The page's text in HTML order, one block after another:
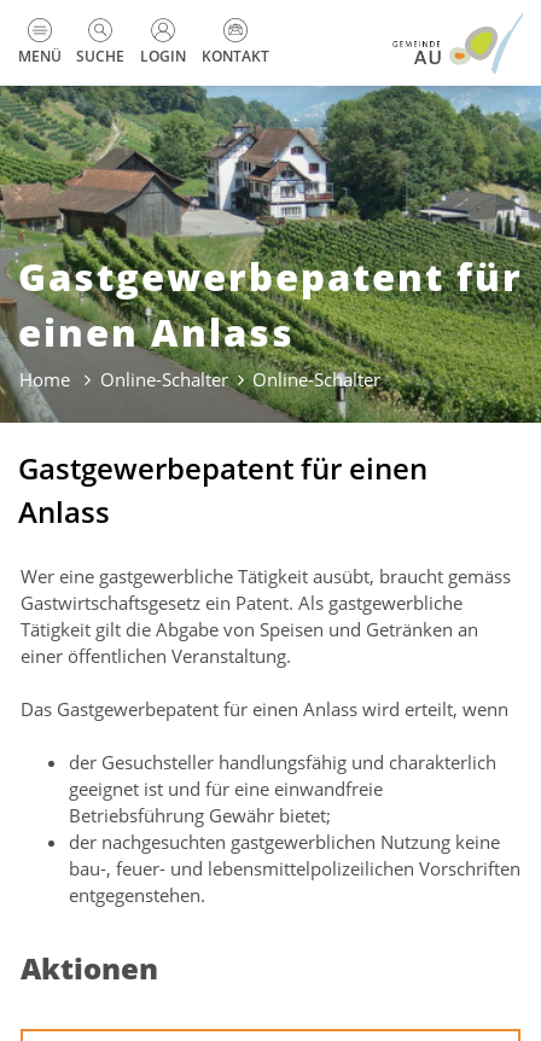
zur Startseite
Direkt zur Hauptnavigation
Direkt zum Inhalt
Direkt zur Suche
Direkt zum Stichwortverzeichnis
Kopfzeile
MENÜ SUCHE LOGIN KONTAKT
Gastgewerbepatent für
einen Anlass
Home Online-Schalter Online-Schalter(ausgewählt)
Gastgewerbepatent für einen
Anlass
Wer eine gastgewerbliche Tätigkeit ausübt, braucht gemäss
Gastwirtschaftsgesetz ein Patent. Als gastgewerbliche
Tätigkeit gilt die Abgabe von Speisen und Getränken an
einer öffentlichen Veranstaltung.
Das Gastgewerbepatent für einen Anlass wird erteilt, wenn
der Gesuchsteller handlungsfähig und charakterlich
geeignet ist und für eine einwandfreie
Betriebsführung Gewähr bietet;
der nachgesuchten gastgewerblichen Nutzung keine
bau-, feuer- und lebensmittelpolizeilichen Vorschriften
entgegenstehen.
Aktionen
Zugehörige Objekte